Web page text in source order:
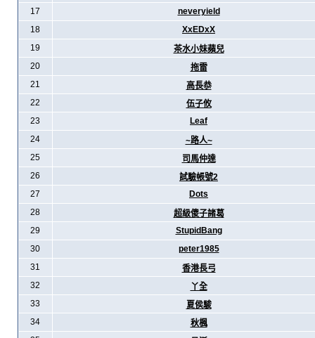
17
neveryield
18
XxEDxX
19
茶水小妹蘋兒
20
拖雷
21
高長恭
22
伍子攸
23
Leaf
24
~路人~
25
司馬仲達
26
試驗帳號2
27
Dots
28
超級傻子諸葛
29
StupidBang
30
peter1985
31
香港長弓
32
丫全
33
夏侯駿
34
秋楓